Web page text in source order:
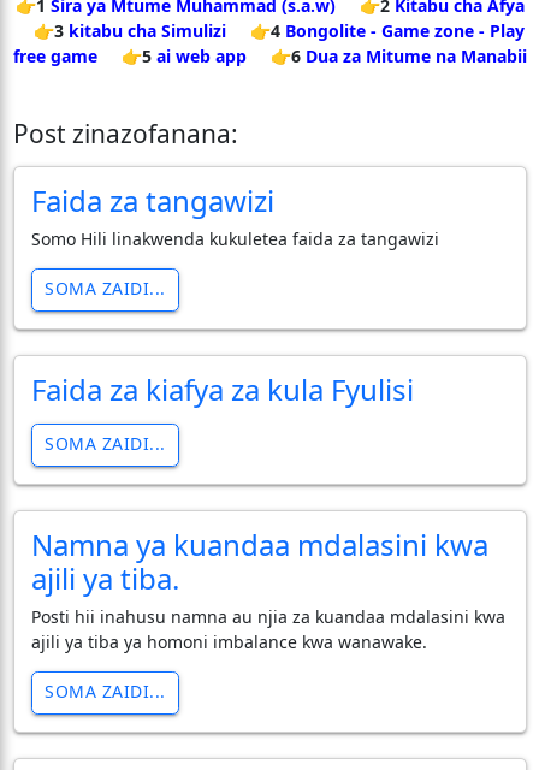
👉1 Sira ya Mtume Muhammad (s.a.w) 👉2 Kitabu cha Afya
👉3 kitabu cha Simulizi 👉4 Bongolite - Game zone - Play
free game
👉5 ai web app 👉6 Dua za Mitume na Manabii
Post zinazofanana:
Faida za tangawizi
Somo Hili linakwenda kukuletea faida za tangawizi
SOMA ZAIDI...
Faida za kiafya za kula Fyulisi
SOMA ZAIDI...
Namna ya kuandaa mdalasini kwa
ajili ya tiba.
Posti hii inahusu namna au njia za kuandaa mdalasini kwa
ajili ya tiba ya homoni imbalance kwa wanawake.
SOMA ZAIDI...